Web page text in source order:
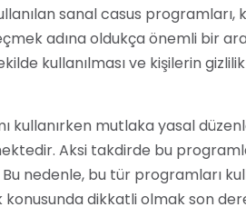
sanal casus
adına oldukça önemli bir
kullanılması ve kişilerin
kullanırken mutlaka yasal
Aksi takdirde bu
nedenle, bu tür programları
konusunda dikkatli olmak son